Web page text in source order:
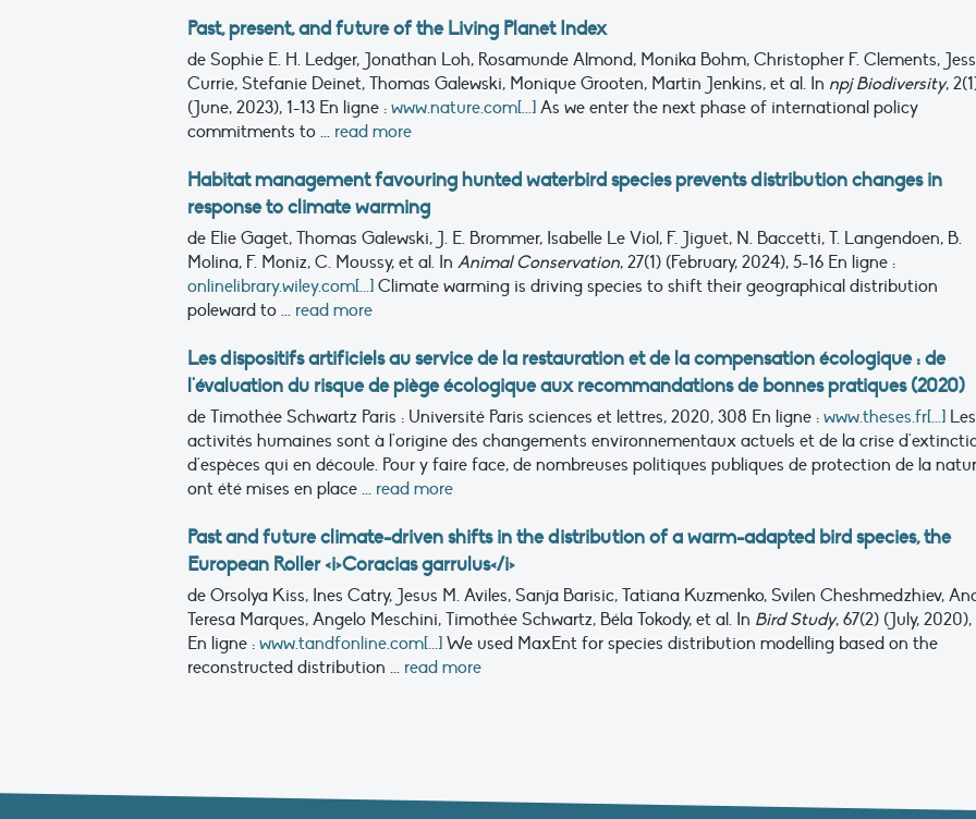
Past, present, and future of the Living Planet Index
de Sophie E. H. Ledger, Jonathan Loh, Rosamunde Almond, Monika Bohm, Christopher F. Clements,
Currie, Stefanie Deinet, Thomas Galewski, Monique Grooten, Martin Jenkins, et al. In npj Biodiversity,
(June, 2023), 1-13 En ligne : www.nature.com[...] As we enter the next phase of international policy
commitments to ... read more
Habitat management favouring hunted waterbird species prevents distribution changes in
response to climate warming
de Elie Gaget, Thomas Galewski, J. E. Brommer, Isabelle Le Viol, F. Jiguet, N. Baccetti, T. Langendoen, B.
Molina, F. Moniz, C. Moussy, et al. In Animal Conservation, 27(1) (February, 2024), 5-16 En ligne :
onlinelibrary.wiley.com[...] Climate warming is driving species to shift their geographical distribution
poleward to ... read more
Les dispositifs artificiels au service de la restauration et de la compensation écologique : de
l'évaluation du risque de piège écologique aux recommandations de bonnes pratiques (2020)
de Timothée Schwartz Paris : Université Paris sciences et lettres, 2020, 308 En ligne : www.theses.fr[...] Les
activités humaines sont à l'origine des changements environnementaux actuels et de la crise
d'espèces qui en découle. Pour y faire face, de nombreuses politiques publiques de protection de la
ont été mises en place ... read more
Past and future climate-driven shifts in the distribution of a warm-adapted bird species, the
European Roller <i>Coracias garrulus</i>
de Orsolya Kiss, Ines Catry, Jesus M. Aviles, Sanja Barisic, Tatiana Kuzmenko, Svilen Cheshmedzhiev,
Teresa Marques, Angelo Meschini, Timothée Schwartz, Béla Tokody, et al. In Bird Study, 67(2) (July, 2020),
En ligne : www.tandfonline.com[...] We used MaxEnt for species distribution modelling based on the
reconstructed distribution ... read more